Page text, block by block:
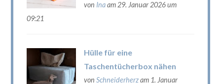
von Inaam 29. Januar 2026 um
09:21
Hülle für eine
Taschentücherbox nähen
von Schneiderherzam 1. Januar